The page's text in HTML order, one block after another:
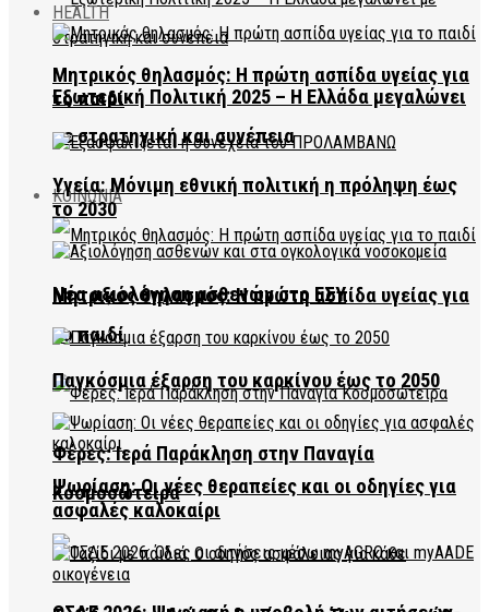
Εξωτερική Πολιτική 2025 – Η Ελλάδα μεγαλώνει
με στρατηγική και συνέπεια
ΚΟΙΝΩΝΙΑ
Μητρικός θηλασμός: Η πρώτη ασπίδα υγείας για
το παιδί
Φέρες: Ιερά Παράκληση στην Παναγία
Κοσμοσώτειρα
HEALTH
Μητρικός θηλασμός: Η πρώτη ασπίδα υγείας για
το παιδί
Υγεία: Μόνιμη εθνική πολιτική η πρόληψη έως
το 2030
Νέα αξιολόγηση ασθενών στο ΕΣΥ
Παγκόσμια έξαρση του καρκίνου έως το 2050
Ψωρίαση: Οι νέες θεραπείες και οι οδηγίες για
ασφαλές καλοκαίρι